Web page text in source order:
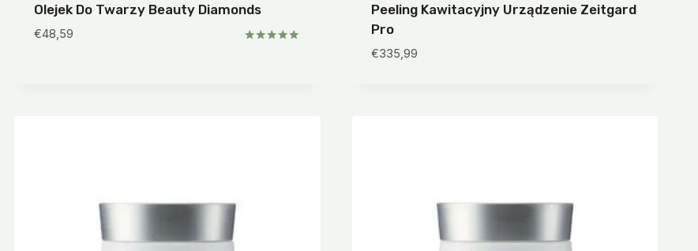
Olejek Do Twarzy Beauty Diamonds
€48,59
Peeling Kawitacyjny Urządzenie Zeitgard
Pro
€335,99